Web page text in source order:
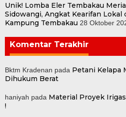
Unik! Lomba Eler Tembakau
Sidowangi, Angkat Kearifan Lokal
Kampung Tembakau 28 Oktober
Komentar Terakhir
Bktm Kradenan pada Petani Kelapa
Dihukum Berat
haniyah pada Material Proyek
!